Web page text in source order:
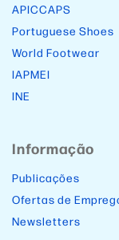
APICCAPS
Portuguese Shoes
World Footwear
IAPMEI
INE
Informação
Publicações
Ofertas de
Newsletters